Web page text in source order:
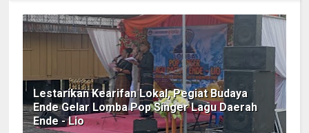
Lestarikan Kearifan Lokal, Pegiat Budaya
Ende Gelar Lomba Pop Singer Lagu Daerah
Ende - Lio